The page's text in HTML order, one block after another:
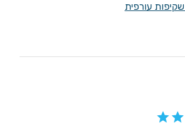
שקיפות עורפית